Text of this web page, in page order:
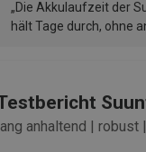
„Die Akkulaufzeit der
hält Tage durch, ohne
anhaltend | robust